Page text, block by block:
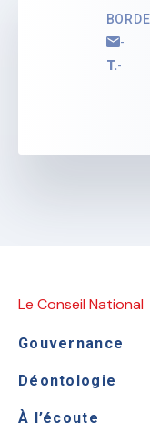
-
T.-
Le Conseil National
Gouvernance
Déontologie
À l’écoute